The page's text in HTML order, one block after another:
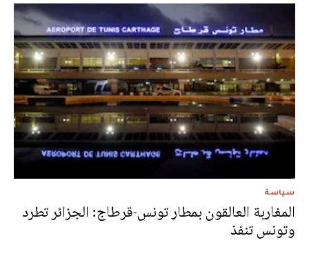
سياسة
المغاربة العالقون بمطار تونس-قرطاج: الجزائر تطرد
وتونس تنفذ